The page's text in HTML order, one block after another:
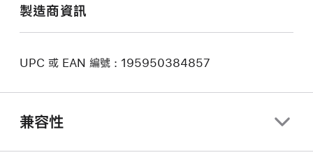
製造商資訊
UPC 或 EAN 編號 : 195950384857
兼容性